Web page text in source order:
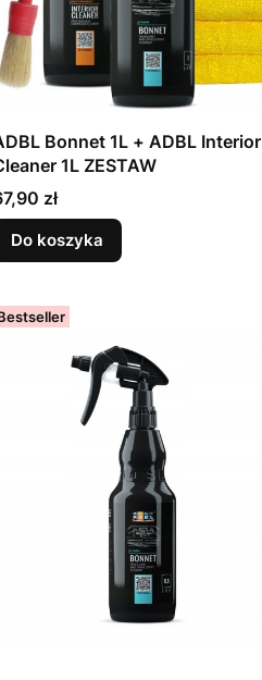
Bonnet 1L + ADBL Interior
1L ZESTAW
zł
Do koszyka